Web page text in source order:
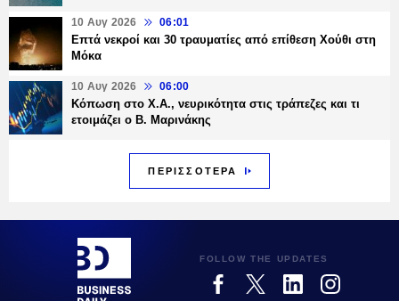
10 Αυγ 2026 06:01
Επτά νεκροί και 30 τραυματίες από επίθεση Χούθι στη
Μόκα
10 Αυγ 2026 06:00
Κόπωση στο Χ.Α., νευρικότητα στις τράπεζες και τι
ετοιμάζει ο Β. Μαρινάκης
ΠΕΡΙΣΣΟΤΕΡΑ
FOLLOW THE UPDATES